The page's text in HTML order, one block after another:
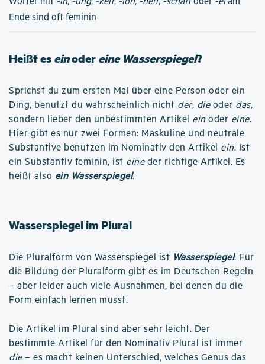
Ende sind oft feminin
Heißt eseinodereine Wasserspiegel?
Sprichst du zum ersten Mal über eine Person oder ein
Ding, benutzt du wahrscheinlich nicht der, dieoder das,
sondern lieber den unbestimmten Artikel ein oder eine.
Hier gibt es nur zwei Formen: Maskuline und neutrale
Substantive benutzen im Nominativ den Artikel ein. Ist
ein Substantiv feminin, ist eineder richtige Artikel. Es
heißt also ein Wasserspiegel.
Wasserspiegel im Plural
Die Pluralform von Wasserspiegel ist Wasserspiegel. Für
die Bildung der Pluralform gibt es im Deutschen Regeln
– aber leider auch viele Ausnahmen, bei denen du die
Form einfach lernen musst.
Die Artikel im Plural sind aber sehr leicht. Der
bestimmte Artikel für den Nominativ Plural ist immer
die– es macht keinen Unterschied, welches Genus das